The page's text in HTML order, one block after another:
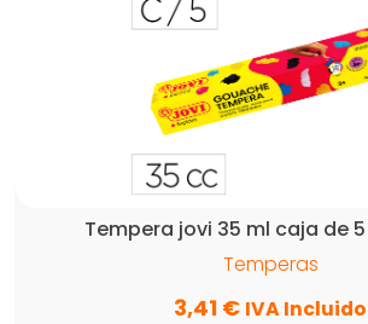
Tempera jovi 35 ml caja de
Temperas
3,41 € IVA Incluido